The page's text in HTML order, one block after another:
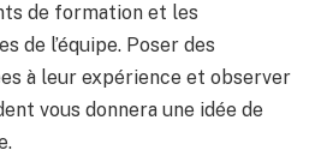
de formation et les
de l’équipe. Poser des
à leur expérience et observer
vous donnera une idée de